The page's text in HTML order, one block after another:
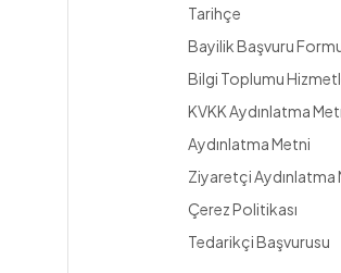
Tarihçe
Bayilik Başvuru
Bilgi Toplumu
KVKK Aydınlatma
Aydınlatma Metni
Ziyaretçi Aydınlatma
Çerez Politikası
Tedarikçi Başvurusu